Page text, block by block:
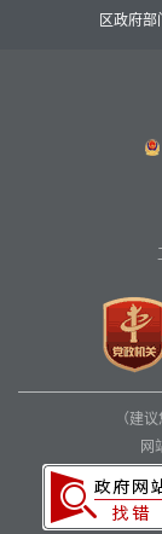
区政府部门
（建
网